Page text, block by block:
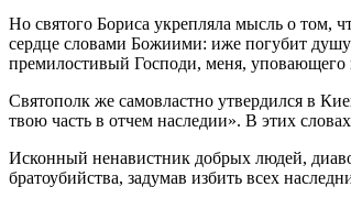
Но святого Бориса укрепляла мысль о том,
сердце словами Божиими: иже погубит
премилостивый Господи, меня,
Святополк же самовластно утвердился в
твою часть в отчем наследии». В этих
Исконный ненавистник добрых людей,
братоубийства, задумав избить всех